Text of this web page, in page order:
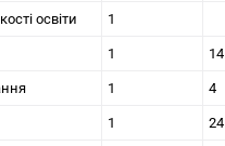
освіти 1
1 14
1 4
1 24